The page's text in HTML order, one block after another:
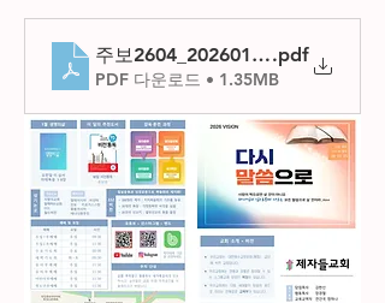
주보2604_20260125.pdf
PDF 다운로드 • 1.35MB